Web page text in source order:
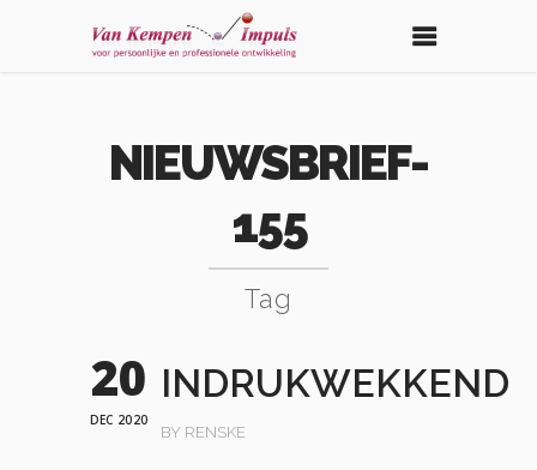
NIEUWSBRIEF-
155
Tag
20
DEC 2020
INDRUKWEKKEND
BY RENSKE